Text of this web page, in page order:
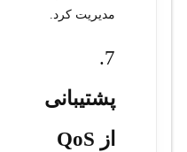
مدیریت کرد.
7.
پشتیبانی
از QoS